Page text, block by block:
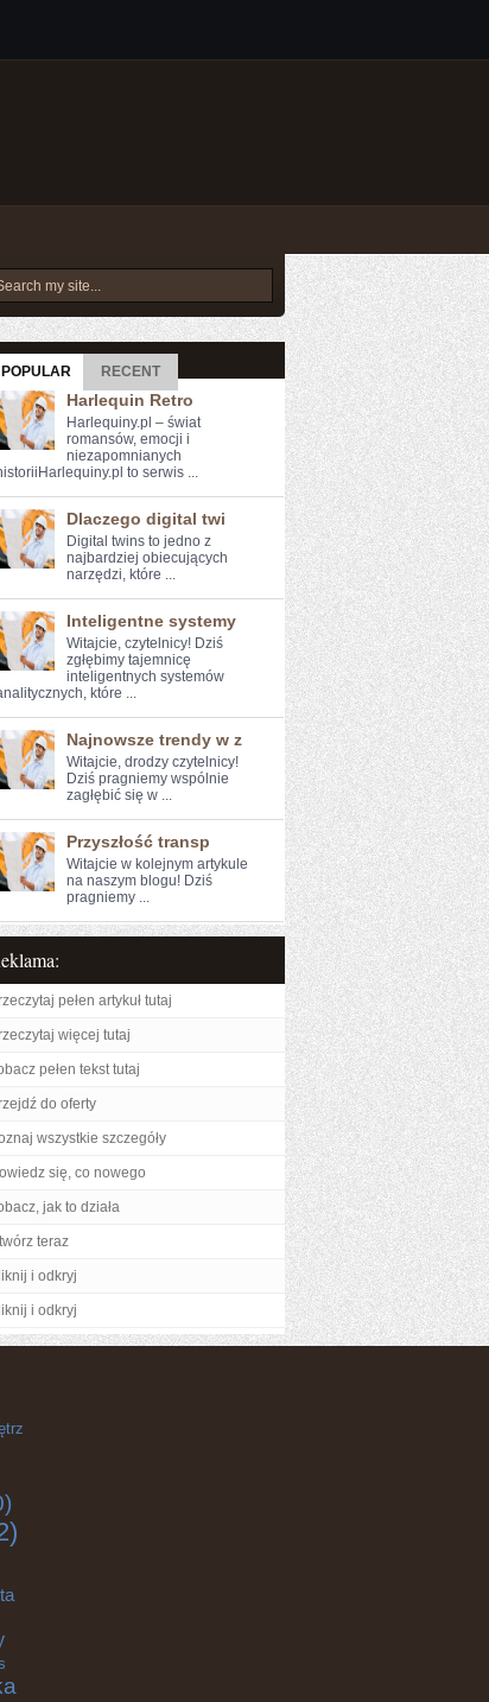
POPULAR RECENT
Harlequin Retro
Harlequiny.pl – świat
romansów, emocji i
niezapomnianych
to serwis ...
Dlaczego digital twi
Digital twins to jedno⁤ z⁤
najbardziej obiecujących⁤
narzędzi, które ...
Inteligentne systemy
Witajcie, czytelnicy! Dziś
⁣zgłębimy tajemnicę
inteligentnych‌ systemów⁢
które ...
Najnowsze trendy w z
Witajcie, drodzy czytelnicy!
Dziś pragniemy wspólnie ​
zagłębić się w ...
Przyszłość transp
Witajcie ​w kolejnym artykule
na naszym blogu! Dziś
pragniemy ...
pełen artykuł tutaj
więcej tutaj
pełen tekst tutaj
do oferty
wszystkie szczegóły
się, co nowego
jak to działa
teraz
i odkryj
i odkryj